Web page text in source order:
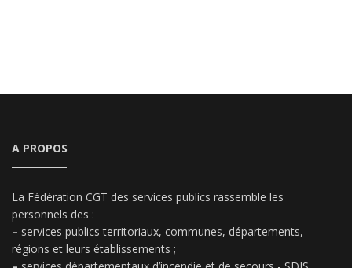
A PROPOS
La Fédération CGT des services publics rassemble les
personnels des :
– services publics territoriaux, communes, départements,
régions et leurs établissements ;